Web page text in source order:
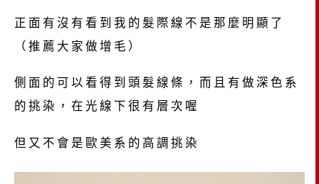
正面有沒有看到我的髮際線不是那麼明顯了
（推薦大家做增毛）
側面的可以看得到頭髮線條，而且有做深色系
的挑染，在光線下很有層次喔
但又不會是歐美系的高調挑染